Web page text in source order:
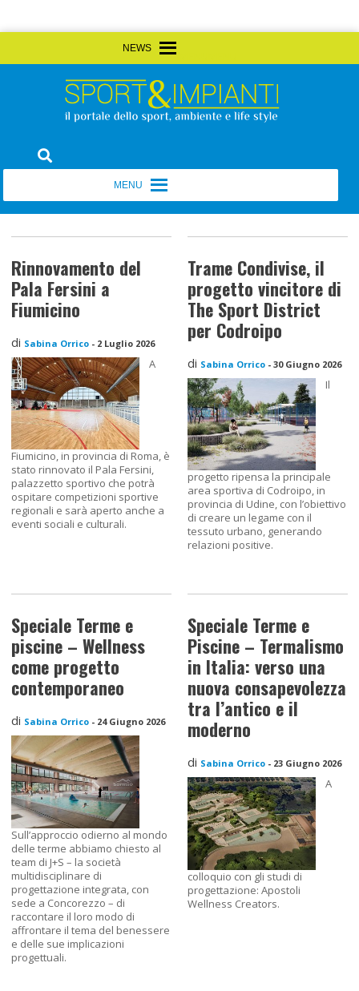
to
Sport&Impianti
Rinnovamento del
Pala Fersini a
Fiumicino
di Sabina Orrico - 2 Luglio 2026
A
Fiumicino, in provincia di Roma, è
stato rinnovato il Pala Fersini,
palazzetto sportivo che potrà
ospitare competizioni sportive
regionali e sarà aperto anche a
eventi sociali e culturali.
Trame Condivise, il
progetto vincitore di
The Sport District
per Codroipo
di Sabina Orrico - 30 Giugno 2026
Il
progetto ripensa la principale
area sportiva di Codroipo, in
provincia di Udine, con l’obiettivo
di creare un legame con il
tessuto urbano, generando
relazioni positive.
Speciale Terme e
piscine – Wellness
come progetto
contemporaneo
di Sabina Orrico - 24 Giugno 2026
Sull’approccio odierno al mondo
delle terme abbiamo chiesto al
team di J+S – la società
multidisciplinare di
progettazione integrata, con
sede a Concorezzo – di
raccontare il loro modo di
affrontare il tema del benessere
e delle sue implicazioni
progettuali.
Speciale Terme e
Piscine – Termalismo
in Italia: verso una
nuova consapevolezza
tra l’antico e il
moderno
di Sabina Orrico - 23 Giugno 2026
A
colloquio con gli studi di
progettazione: Apostoli
Wellness Creators.